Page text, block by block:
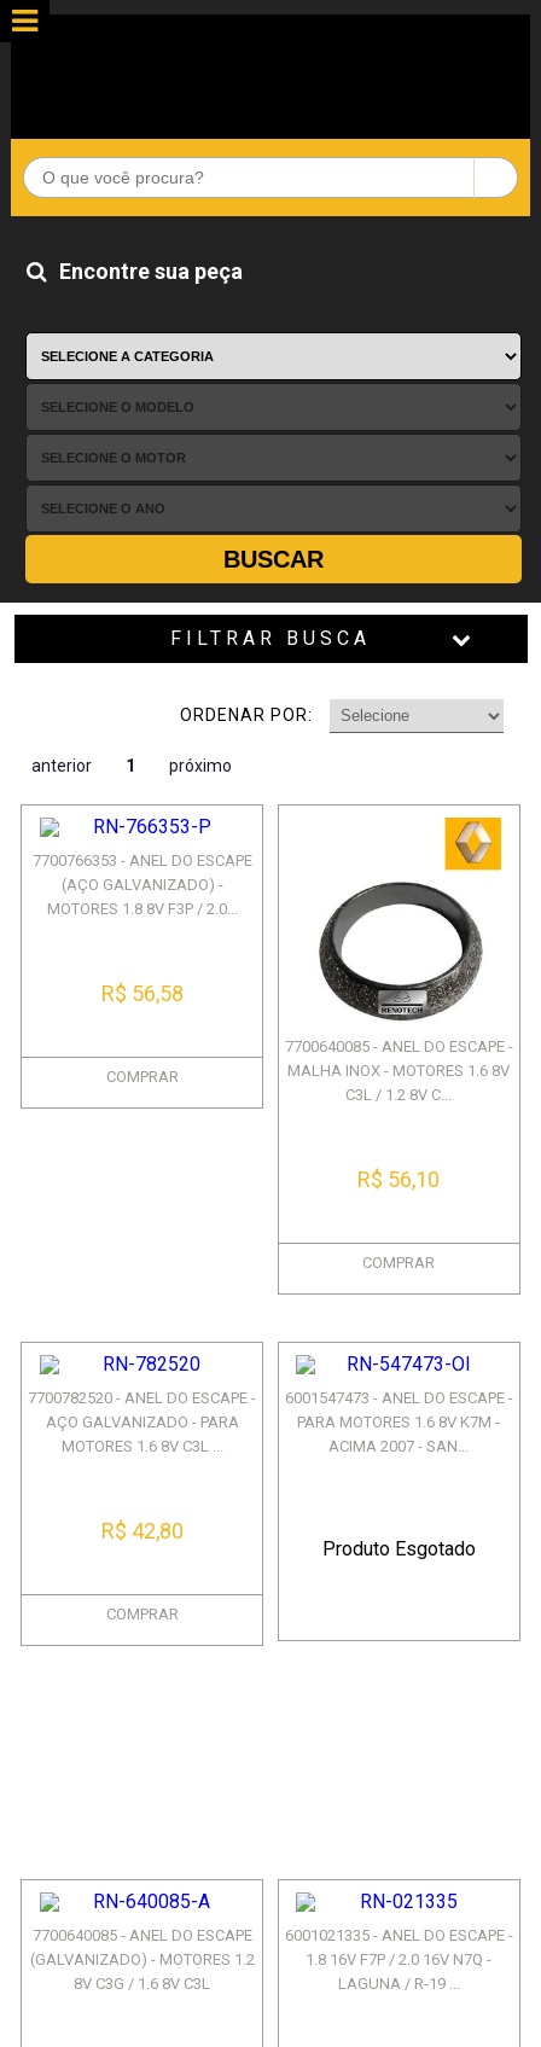
Encontre sua peça
BUSCAR
FILTRAR BUSCA
ORDENAR POR:
anterior 1 próximo
7700766353 - ANEL DO ESCAPE
(AÇO GALVANIZADO) -
MOTORES 1.8 8V F3P / 2.0...
R$ 56,58
COMPRAR
7700640085 - ANEL DO ESCAPE -
MALHA INOX - MOTORES 1.6 8V
C3L / 1.2 8V C...
R$ 56,10
COMPRAR
7700782520 - ANEL DO ESCAPE -
AÇO GALVANIZADO - PARA
MOTORES 1.6 8V C3L ...
R$ 42,80
COMPRAR
6001547473 - ANEL DO ESCAPE -
PARA MOTORES 1.6 8V K7M -
ACIMA 2007 - SAN...
Produto Esgotado
7700640085 - ANEL DO ESCAPE
(GALVANIZADO) - MOTORES 1.2
8V C3G / 1.6 8V C3L
6001021335 - ANEL DO ESCAPE -
1.8 16V F7P / 2.0 16V N7Q -
LAGUNA / R-19 ...